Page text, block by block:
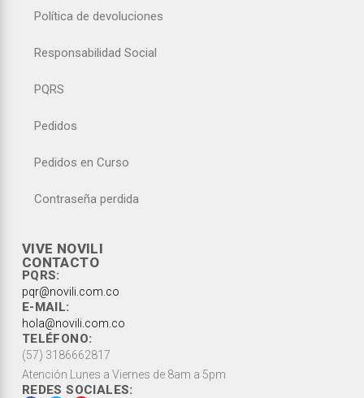
Política de devoluciones
Responsabilidad Social
PQRS
Pedidos
Pedidos en Curso
Contraseña perdida
VIVE NOVILI
CONTACTO
PQRS:
pqr@novili.com.co
E-MAIL:
hola@novili.com.co
TELÉFONO:
(57) 3186662817
Atención Lunes a Viernes de 8am a 5pm
REDES SOCIALES: